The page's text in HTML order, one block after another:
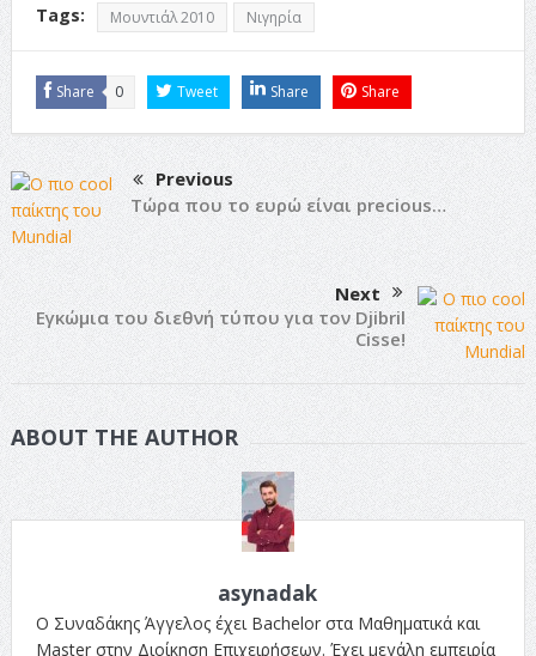
Tags:
Μουντιάλ 2010 Νιγηρία
Share 0 Tweet Share Share
Previous
Τώρα που το ευρώ είναι precious…
Next
Εγκώμια του διεθνή τύπου για τον Djibril
Cisse!
ABOUT THE AUTHOR
asynadak
Ο Συναδάκης Άγγελος έχει Bachelor στα Μαθηματικά και
Master στην Διοίκηση Επιχειρήσεων. Έχει μεγάλη εμπειρία